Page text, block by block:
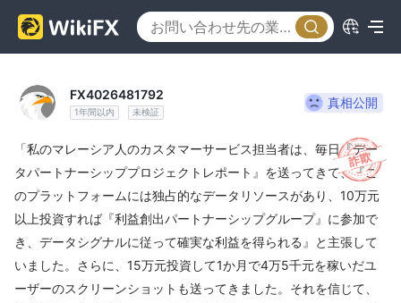
FX4026481792
1年間以内 未検証
真相公開
「私のマレーシア人のカスタマーサービス担当者は、毎日『デー
タパートナーシッププロジェクトレポート』を送ってきて、『こ
のプラットフォームには独占的なデータリソースがあり、10万元
以上投資すれば『利益創出パートナーシップグループ』に参加で
き、データシグナルに従って確実な利益を得られる』と主張して
いました。さらに、15万元投資して1か月で4万5千元を稼いだユ
ーザーのスクリーンショットも送ってきました。それを信じて、